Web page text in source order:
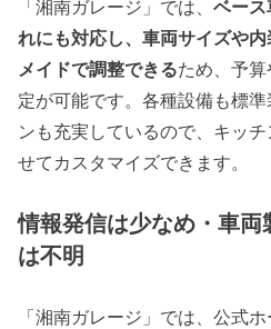
「湘南ガレージ」では、ベー
れにも対応し、車両サイズや
メイドで調整できるため、予
定が可能です。各種設備も標
ンも充実しているので、キッ
せてカスタマイズできます。
情報発信は少なめ・車両
は不明
「湘南ガレージ」では、公式